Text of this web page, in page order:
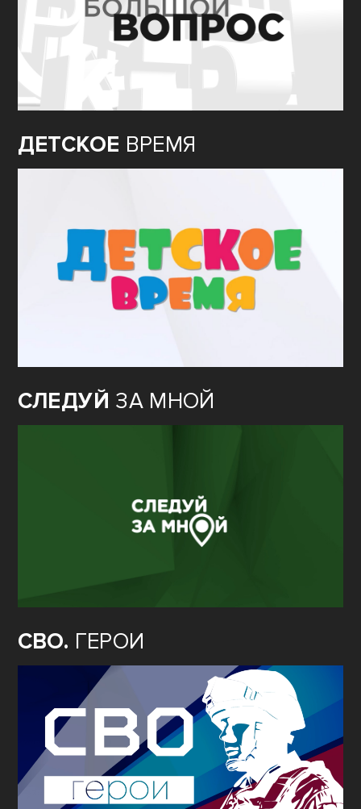
ДЕТСКОЕ ВРЕМЯ
СЛЕДУЙ ЗА МНОЙ
СВО. ГЕРОИ